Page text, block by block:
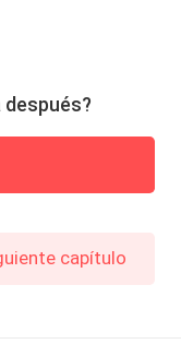
después?
capítulo